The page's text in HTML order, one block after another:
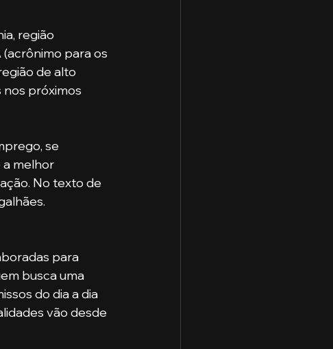
para os
de alto
próximos
melhor
No texto de
busca uma
do dia a dia
vão desde